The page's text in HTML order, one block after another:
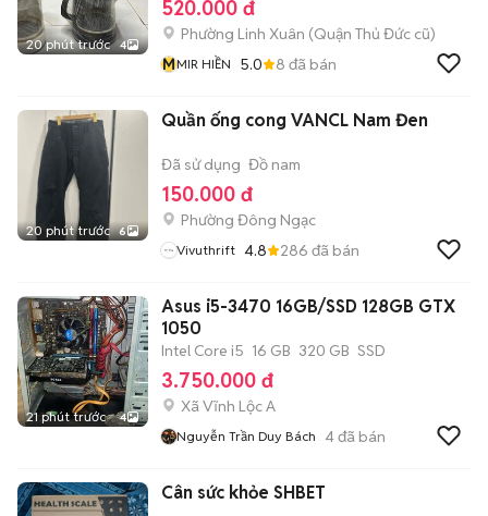
20 phút trước 4
520.000 đ
Phường Linh Xuân (Quận Thủ Đức cũ)
MMIR HIỀN 5.0 8 đã bán
20 phút trước 6
Quần ống cong VANCL Nam Đen
Đã sử dụng Đồ nam
150.000 đ
Phường Đông Ngạc
Vivuthrift 4.8 286 đã bán
21 phút trước 4
Asus i5-3470 16GB/SSD 128GB GTX
1050
Intel Core i5 16 GB 320 GB SSD
3.750.000 đ
Xã Vĩnh Lộc A
Nguyễn Trần Duy Bách 4đã bán
Cân sức khỏe SHBET